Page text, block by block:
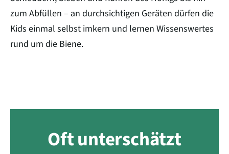
zum Abfüllen – an durchsichtigen Geräten dürfen die
Kids einmal selbst imkern und lernen Wissenswertes
rund um die Biene.
Oft unterschätzt